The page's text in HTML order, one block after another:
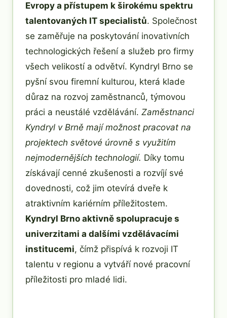
Evropy a přístupem k širokému spektru
talentovaných IT specialistů. Společnost
se zaměřuje na poskytování inovativních
technologických řešení a služeb pro firmy
všech velikostí a odvětví. Kyndryl Brno se
pyšní svou firemní kulturou, která klade
důraz na rozvoj zaměstnanců, týmovou
práci a neustálé vzdělávání. Zaměstnanci
Kyndryl v Brně mají možnost pracovat na
projektech světové úrovně s využitím
nejmodernějších technologií. Díky tomu
získávají cenné zkušenosti a rozvíjí své
dovednosti, což jim otevírá dveře k
atraktivním kariérním příležitostem.
Kyndryl Brno aktivně spolupracuje s
univerzitami a dalšími vzdělávacími
institucemi, čímž přispívá k rozvoji IT
talentu v regionu a vytváří nové pracovní
příležitosti pro mladé lidi.